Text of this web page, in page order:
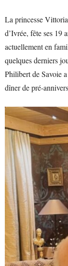
La princesse
d’Ivrée, fête ses 19
actuellement en
quelques derniers
Philibert de Savoie
dîner de pré-